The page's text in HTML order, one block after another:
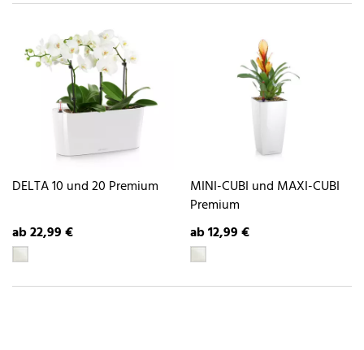
DELTA 10 und 20 Premium
ab 22,99 €
MINI-CUBI und MAXI-CUBI
Premium
ab 12,99 €